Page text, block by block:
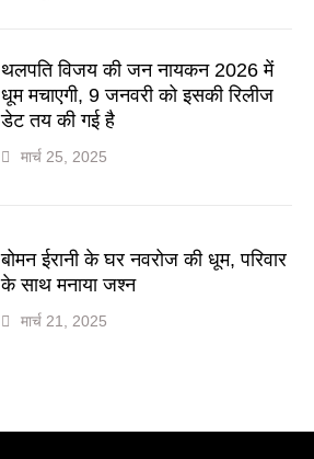
थलपति विजय की जन नायकन 2026 में
धूम मचाएगी, 9 जनवरी को इसकी रिलीज
डेट तय की गई है
मार्च 25, 2025
बोमन ईरानी के घर नवरोज की धूम, परिवार
के साथ मनाया जश्न
मार्च 21, 2025